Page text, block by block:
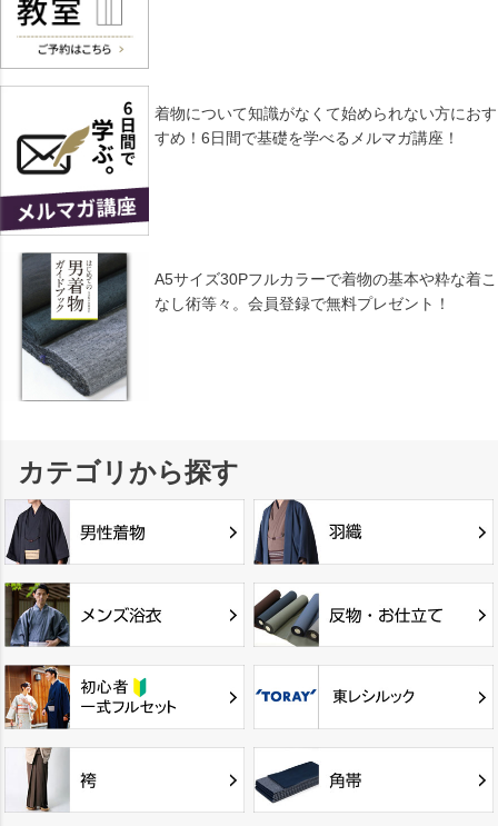
着物について知識がなくて始められない方におす
すめ！6日間で基礎を学べるメルマガ講座！
A5サイズ30Pフルカラーで着物の基本や粋な着こ
なし術等々。会員登録で無料プレゼント！
カテゴリから探す